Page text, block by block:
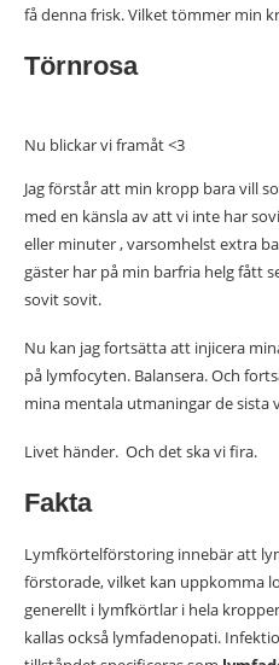
få denna frisk. Vilket tömmer min
Törnrosa
Nu blickar vi framåt <3
Jag förstår att min kropp bara vill
med en känsla av att vi inte har
eller minuter , varsomhelst extra
gäster har på min barfria helg fått
sovit sovit.
Nu kan jag fortsätta att injicera
på lymfocyten. Balansera. Och
mina mentala utmaningar de sista
Livet händer. Och det ska vi fira.
Fakta
Lymfkörtelförstoring innebär att
förstorade, vilket kan uppkomma
generellt i lymfkörtlar i hela
kallas också lymfadenopati.